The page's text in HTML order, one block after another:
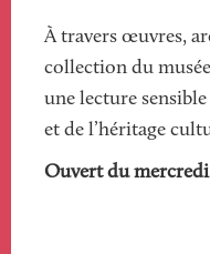
À travers œuvres,
collection du
une lecture
et de l’héritage
Ouvert du mercredi